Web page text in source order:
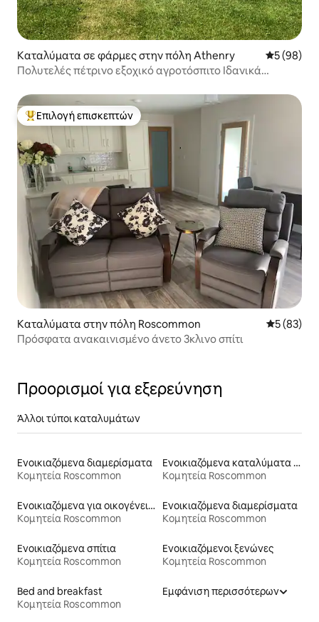
Καταλύματα σε φάρμες στην πόλη Athenry Μέση
5 (98)
Πολυτελές πέτρινο εξοχικό αγροτόσπιτο Ιδανικά
Κορυφαία επιλογή επισκεπτών
Επιλογή επισκεπτών
Καταλύματα στην πόλη Roscommon Μέση
5 (83)
Πρόσφατα ανακαινισμένο άνετο 3κλινο σπίτι
Προορισμοί για εξερεύνηση
Άλλοι τύποι καταλυμάτων
Ενοικιαζόμενα διαμερίσματα
Κομητεία Roscommon
Ενοικιαζόμενα καταλύματα σε φάρμα
Κομητεία Roscommon
Ενοικιαζόμενα για οικογένειες
Κομητεία Roscommon
Ενοικιαζόμενα διαμερίσματα
Κομητεία Roscommon
Ενοικιαζόμενα σπίτια
Κομητεία Roscommon
Ενοικιαζόμενοι ξενώνες
Κομητεία Roscommon
Bed and breakfast
Κομητεία Roscommon
Εμφάνιση περισσότερων